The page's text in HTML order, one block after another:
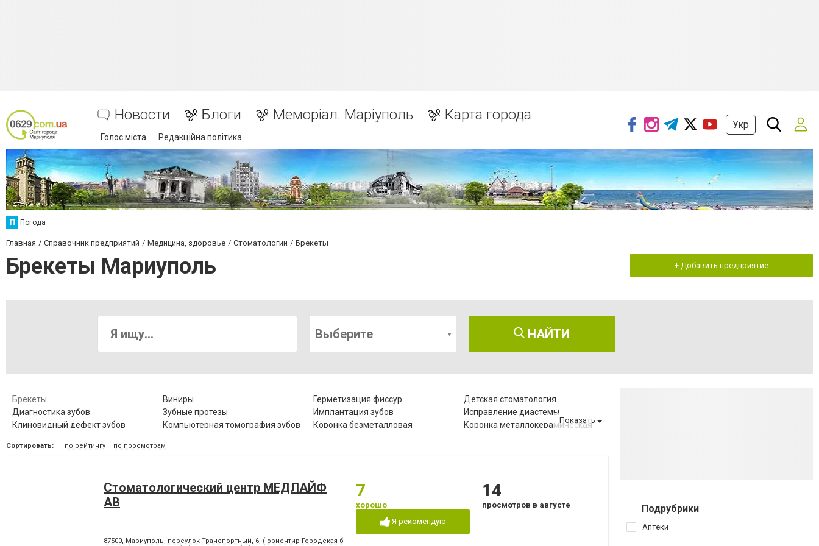
Новости Блоги Меморіал. Маріуполь Карта города
Голос міста Редакційна політика
Укр
П Погода
Главная Справочник предприятий Медицина, здоровье Стоматологии Брекеты
Брекеты Мариуполь + Добавить предприятие
Выберите НАЙТИ
Брекеты Виниры Герметизация фиссур
Детская стоматология
Диагностика зубов
Зубные протезы Имплантация зубов
Исправление диастемы
Клиновидный дефект зубов
Компьютерная томография зубов Коронка безметалловая
Коронка металлокерамическая
Лечение гингивита
Лечение гиперестезии
Лечение корневых каналов Лечение лазером Лечение пародонтита
Лечение пародонтоза
Лечение периодонтита
Лечение под наркозом
Лечение пульпита
Озонотерапия в стоматологии
Отбеливание зубов
Пластины для исправления
Показать
Сортировать: по рейтингу по просмотрам
Стоматологический центр МЕДЛАЙФ
АВ
87500, Мариуполь, переулок Транспортный, 6, ( ориентир Городская больница №2, конечная остановка троллейбусов "8" и "15", маршрутных такси 154,154А,112,145,110)
7
хорошо
Я рекомендую
14
просмотров в августе Подрубрики
Аптеки